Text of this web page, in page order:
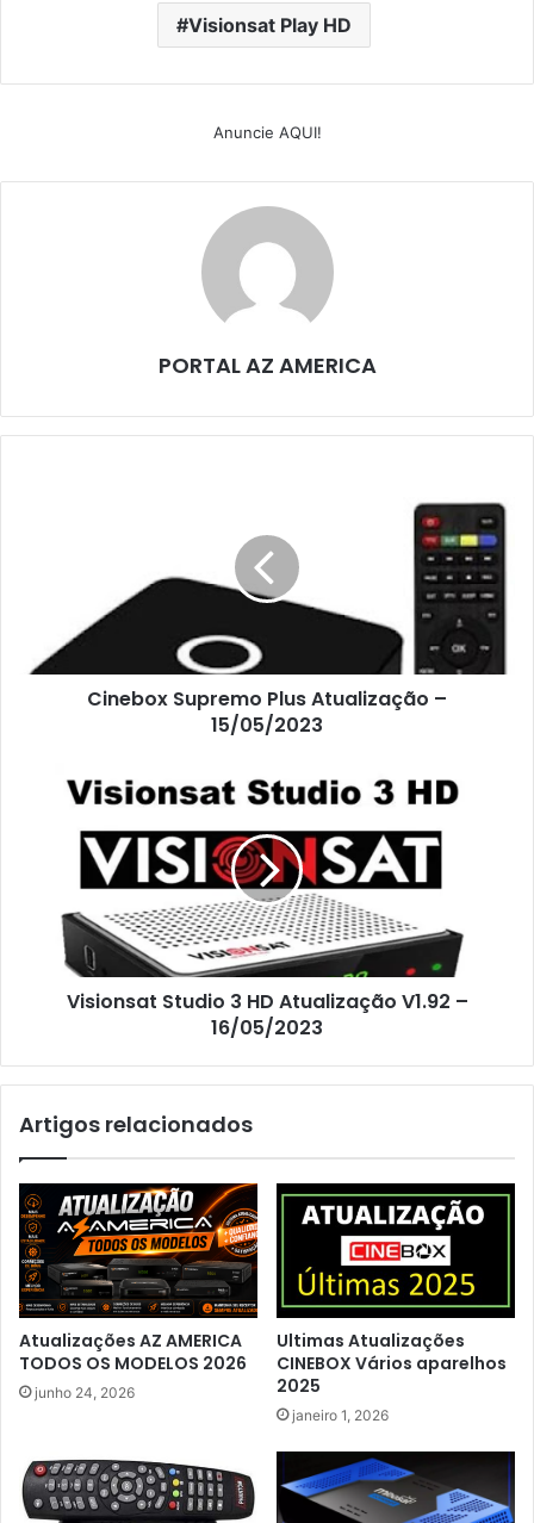
Visionsat Play HD
Anuncie AQUI!
PORTAL AZ AMERICA
Cinebox Supremo Plus Atualização –
15/05/2023
Visionsat Studio 3 HD Atualização V1.92 –
16/05/2023
Artigos relacionados
Atualizações AZ AMERICA
TODOS OS MODELOS 2026
junho 24, 2026
Ultimas Atualizações
CINEBOX Vários aparelhos
2025
janeiro 1, 2026